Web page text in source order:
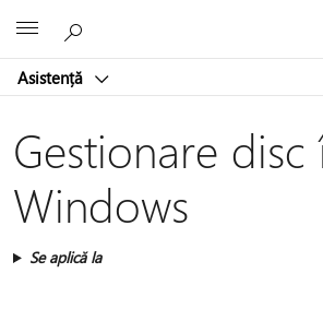
Asistență
Gestionare disc
Windows
Se aplică la